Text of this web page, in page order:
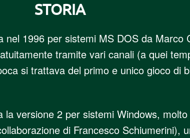
STORIA
1996 per sistemi MS DOS da Marco
tramite vari canali (a quei
si trattava del primo e unico gioco di
versione 2 per sistemi Windows,
di Francesco Schiumerini),